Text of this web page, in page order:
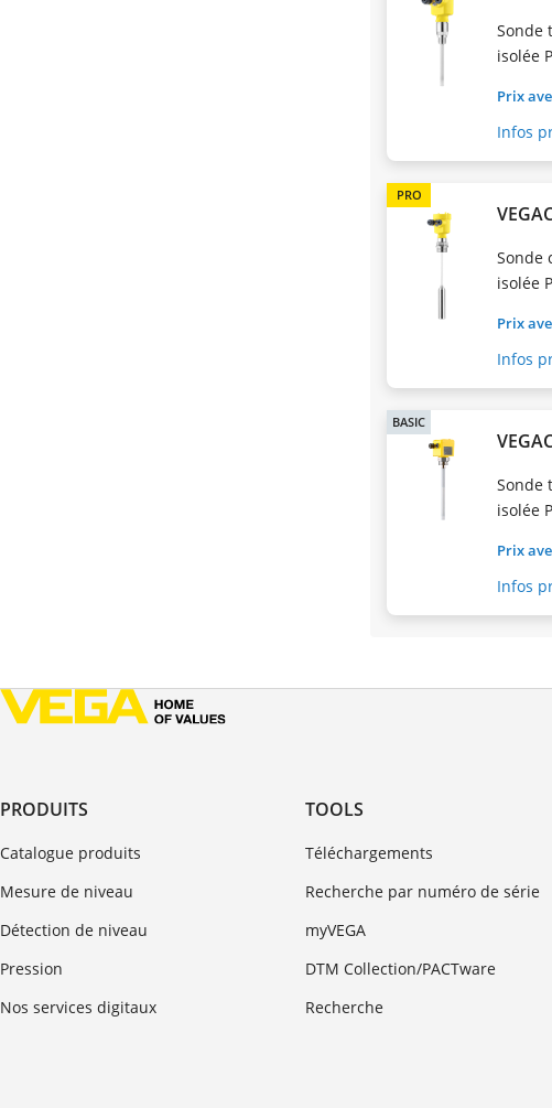
Sonde
isolée
Prix
Infos
PRO
Sonde
isolée
Prix
Infos
BASIC
Sonde
isolée
Prix
Infos
PRODUITS
Catalogue produits
Mesure de niveau
Détection de niveau
Pression
Nos services digitaux
TOOLS
Téléchargements
Recherche par numéro de série
myVEGA
DTM Collection/PACTware
Recherche